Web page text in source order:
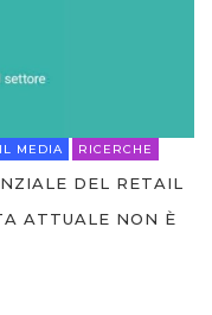
MEDIA RICERCHE
DEL RETAIL
ATTUALE NON È